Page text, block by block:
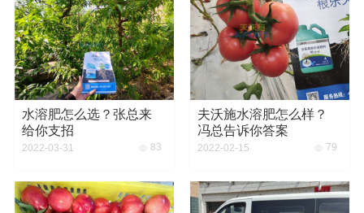
水溶肥怎么选？张总来
给你支招
2022-03-31 83
夫沃施水溶肥怎么样？
冯总告诉你答案
2022-02-15 79